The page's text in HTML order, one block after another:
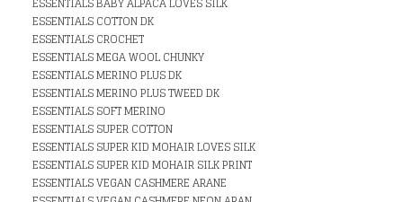
ESSENTIALS COTTON DK
ESSENTIALS CROCHET
ESSENTIALS MEGA WOOL CHUNKY
ESSENTIALS MERINO PLUS DK
ESSENTIALS MERINO PLUS TWEED DK
ESSENTIALS SOFT MERINO
ESSENTIALS SUPER COTTON
ESSENTIALS SUPER KID MOHAIR LOVES SILK
ESSENTIALS SUPER KID MOHAIR SILK PRINT
ESSENTIALS VEGAN CASHMERE ARANE